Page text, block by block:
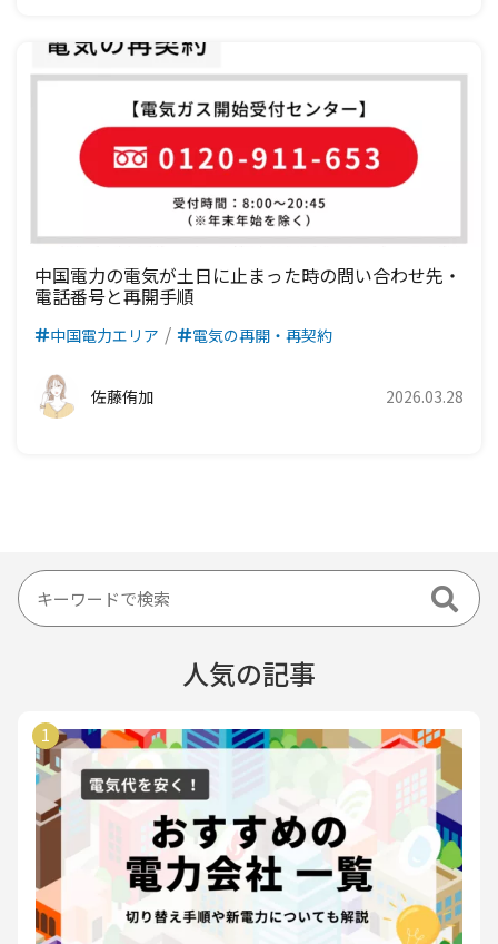
中国電力の電気が土日に止まった時の問い合わせ先・
電話番号と再開手順
中国電力エリア 電気の再開・再契約
佐藤侑加 2026.03.28
人気の記事